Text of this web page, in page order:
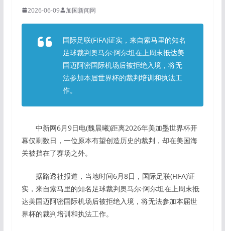
2026-06-09 加国新闻网
国际足联(FIFA)证实，来自索马里的知名
足球裁判奥马尔·阿尔坦在上周末抵达美
国迈阿密国际机场后被拒绝入境，将无
法参加本届世界杯的裁判培训和执法工
作。
中新网6月9日电(魏晨曦)距离2026年美加墨世界杯开
幕仅剩数日，一位原本有望创造历史的裁判，却在美国海
关被挡在了赛场之外。
据路透社报道，当地时间6月8日，国际足联(FIFA)证
实，来自索马里的知名足球裁判奥马尔·阿尔坦在上周末抵
达美国迈阿密国际机场后被拒绝入境，将无法参加本届世
界杯的裁判培训和执法工作。